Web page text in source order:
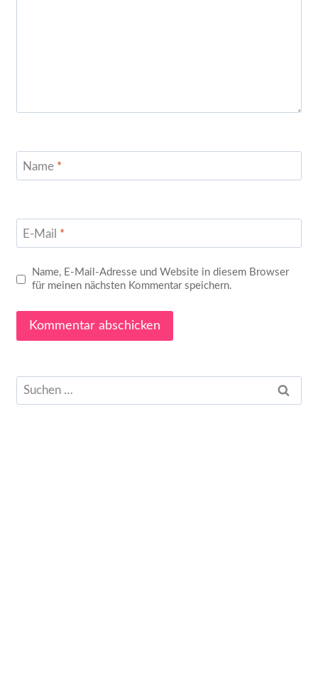
Name *
E-Mail *
Name, E-Mail-Adresse und Website in diesem Browser
für meinen nächsten Kommentar speichern.
Suchen
nach: